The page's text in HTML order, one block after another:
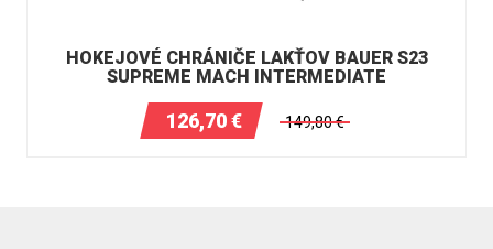
HOKEJOVÉ CHRÁNIČE LAKŤOV BAUER S23
SUPREME MACH INTERMEDIATE
126,70€ 149,80€